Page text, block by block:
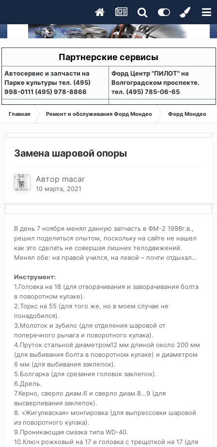
Партнерские сервисы
Aвтосервис и запчасти на
Парке культуры тел. (495)
998-0111 (495) 978-8866
Форд Центр "ПИЛОТ" на
Волгоградском проспекте.
тел. (495) 785-06-65
Главная Ремонт и обслуживания Форд Мондео Форд Мондео 1-2
Замена шаровой опоры
Автор macar
10 марта, 2021
В день 7 ноября менял данную запчасть в ФМ-2 1998г.в.,
решил поделиться опытом, поскольку на сайте не нашел
как это сделать не совершая лишних телодвижений.
Менял обе: на правой учился, на левой – почти отдыхал…
Инструмент:
1.Головка на 18 (для отворачивания и заворачивания болта
в поворотном кулаке).
2.Торкс на 55 (для того же, но в моем случае не
понадобился).
3.Молоток и зубило (для отделения шаровой от
поперечного рычага и поворотного кулака).
4.Пруток стальной диаметром12 мм длиной около 200 мм
(для выбивания болта в поворотном кулаке) и диаметром
6 мм (для выбивания заклепок).
5.Болгарка (для срезания головок заклепок).
6.Дрель.
7.Керно, сверло диам.6 и сверло диам.8…9 (для
высверливания заклепок).
8. «Жигулевская» монтировка (для выпрессовки шаровой
из поворотного кулака).
9.Проникающая смазка типа WD-40.
10.Ключ рожковый на 17 и головка с трещоткой на 17 (для